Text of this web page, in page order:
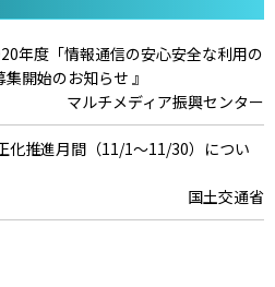
報告 』
情報通信エンジニアリング協会
画 』
情報通信エンジニアリング協会
情報通信エンジニアリング協会
年度「情報通信の安心安全な利用の
開始のお知らせ 』
マルチメディア振興センター
化推進月間（11/1～11/30）につい
国土交通省